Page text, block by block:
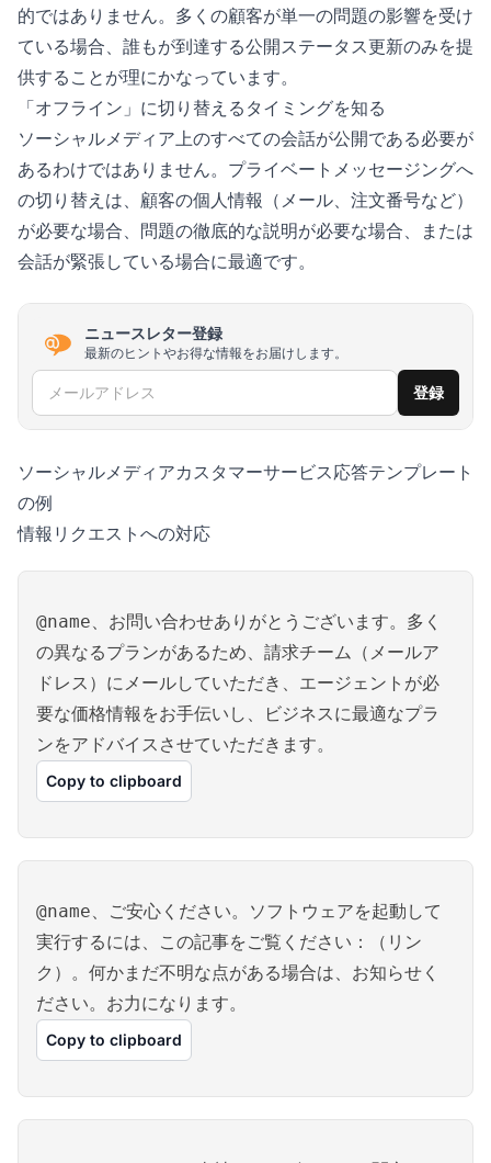
的ではありません。多くの顧客が単一の問題の影響を受け
ている場合、誰もが到達する公開ステータス更新のみを提
供することが理にかなっています。
「オフライン」に切り替えるタイミングを知る
ソーシャルメディア上のすべての会話が公開である必要が
あるわけではありません。プライベートメッセージングへ
の切り替えは、顧客の個人情報（メール、注文番号など）
が必要な場合、問題の徹底的な説明が必要な場合、または
会話が緊張している場合に最適です。
ニュースレター登録
最新のヒントやお得な情報をお届けします。
メールアドレス 登録
ソーシャルメディアカスタマーサービス応答テンプレート
の例
情報リクエストへの対応
@name、お問い合わせありがとうございます。多く
の異なるプランがあるため、請求チーム（メールア
ドレス）にメールしていただき、エージェントが必
要な価格情報をお手伝いし、ビジネスに最適なプラ
ンをアドバイスさせていただきます。
Copy to clipboard
@name、ご安心ください。ソフトウェアを起動して
実行するには、この記事をご覧ください：（リン
ク）。何かまだ不明な点がある場合は、お知らせく
ださい。お力になります。
Copy to clipboard